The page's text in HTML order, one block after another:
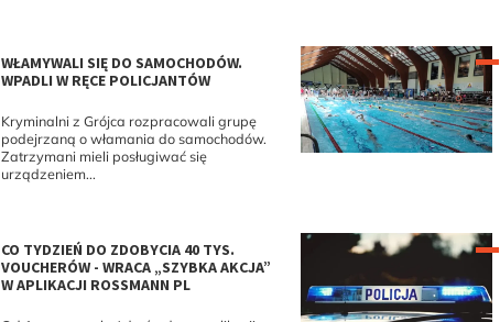
WŁAMYWALI SIĘ DO SAMOCHODÓW.
WPADLI W RĘCE POLICJANTÓW
Kryminalni z Grójca rozpracowali grupę
podejrzaną o włamania do samochodów.
Zatrzymani mieli posługiwać się
urządzeniem...
CO TYDZIEŃ DO ZDOBYCIA 40 TYS.
VOUCHERÓW - WRACA „SZYBKA AKCJA”
W APLIKACJI ROSSMANN PL